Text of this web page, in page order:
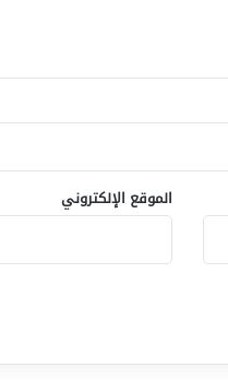
الموقع الإلكتروني